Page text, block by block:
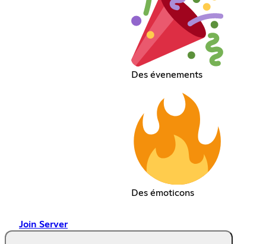
Des évenements
Des émoticons
Join Server